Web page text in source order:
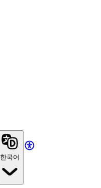
한국어